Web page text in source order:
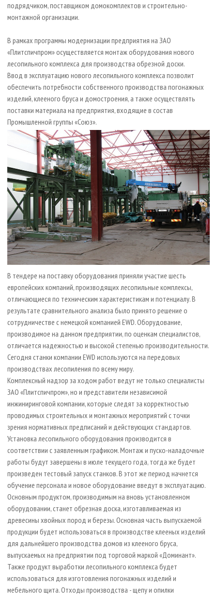
подрядчиком, поставщиком домокомплектов и строительно-
монтажной организации.
В рамках программы модернизации предприятия на ЗАО
«Плитспичпром» осуществляется монтаж оборудования нового
лесопильного комплекса для производства обрезной доски.
Ввод в эксплуатацию нового лесопильного комплекса позволит
обеспечить потребности собственного производства погонажных
изделий, клееного бруса и домостроения, а также осуществлять
поставки материала на предприятия, входящие в состав
Промышленной группы «Союз».
В тендере на поставку оборудования приняли участие шесть
европейских компаний, производящих лесопильные комплексы,
отличающиеся по техническим характеристикам и потенциалу. В
результате сравнительного анализа было принято решение о
сотрудничестве с немецкой компанией EWD. Оборудование,
производимое на данном предприятии, по оценкам специалистов,
отличается надежностью и высокой степенью производительности.
Сегодня станки компании EWD используются на передовых
производствах лесопиления по всему миру.
Комплексный надзор за ходом работ ведут не только специалисты
ЗАО «Плитспичпром», но и представители независимой
инжиниринговой компании, которые следят за корректностью
проводимых строительных и монтажных мероприятий с точки
зрения нормативных предписаний и действующих стандартов.
Установка лесопильного оборудования производится в
соответствии с заявленным графиком. Монтаж и пуско-наладочные
работы будут завершены в июле текущего года, тогда же будет
произведен тестовый запуск станков. В этот же период начнется
обучение персонала и новое оборудование введут в эксплуатацию.
Основным продуктом, производимым на вновь установленном
оборудовании, станет обрезная доска, изготавливаемая из
древесины хвойных пород и березы. Основная часть выпускаемой
продукции будет использоваться в производстве клееных изделий
для дальнейшего производства домов из клееного бруса,
выпускаемых на предприятии под торговой маркой «Доминант».
Также продукт выработки лесопильного комплекса будет
использоваться для изготовления погонажных изделий и
мебельного щита. Отходы производства - щепу и опилки